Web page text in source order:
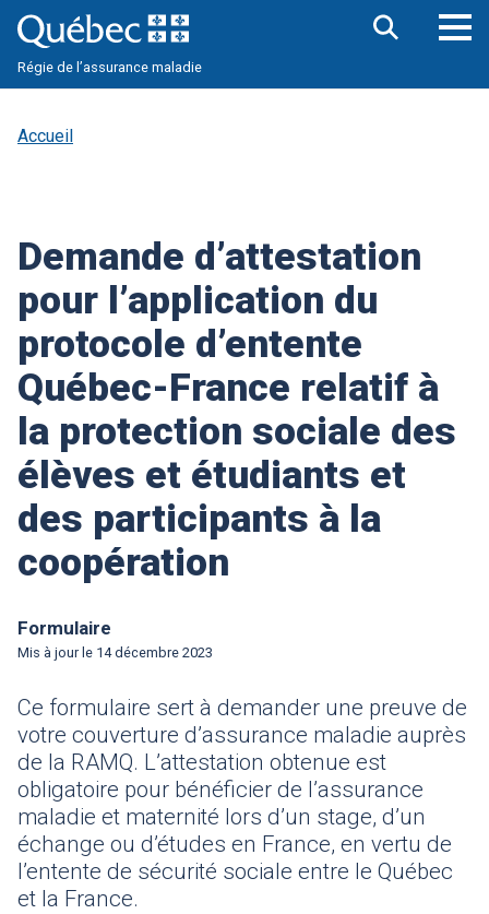
contenu
principal
Régie de l’assurance maladie
barre
Accueil
Demande d’attestation
pour l’application du
protocole d’entente
Québec-France relatif à
la protection sociale des
élèves et étudiants et
des participants à la
coopération
Formulaire
Mis à jour le 14 décembre 2023
Ce formulaire sert à demander une preuve de
votre couverture d’assurance maladie auprès
de la RAMQ. L’attestation obtenue est
obligatoire pour bénéficier de l’assurance
maladie et maternité lors d’un stage, d’un
échange ou d’études en France, en vertu de
l’entente de sécurité sociale entre le Québec
et la France.